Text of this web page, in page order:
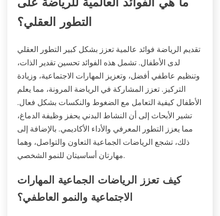
ما هي الفوائد العالمية للرياضة على
التطور العقلي؟
تقديم الرياضة فوائد عالمية تعزز بشكل كبير التطور العقلي
لدى الأطفال. تشمل هذه الفوائد تحسين تقدير الذات،
وتنظيم عاطفي أفضل، وتعزيز المهارات الاجتماعية، وزيادة
التركيز. تعزز المشاركة في الرياضة المرونة، مما يعلم
الأطفال كيفية التعامل مع الضغوط والنكسات بشكل فعال.
تشير الأبحاث إلى أن النشاط البدني يحفز وظيفة الدماغ،
مما يعزز التطور المعرفي والأداء الأكاديمي. بالإضافة إلى
ذلك، تشجع الرياضات الجماعية التعاون والتواصل، وهما
مهارتان أساسيتان للنمو الشخصي.
كيف تعزز الرياضات الجماعية المهارات
الاجتماعية والنمو العاطفي؟